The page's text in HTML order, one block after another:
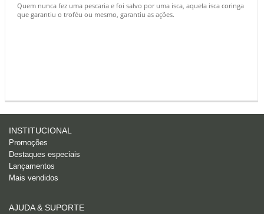
Quem nunca fez uma pescaria e foi salvo por uma isca, aquela isca coringa
que garantiu o troféu ou mesmo, garantiu as ações.
INSTITUCIONAL
Promoções
Destaques especiais
Lançamentos
Mais vendidos
AJUDA & SUPORTE